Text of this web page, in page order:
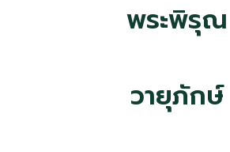
พระพิรุณ
วายุภักษ์